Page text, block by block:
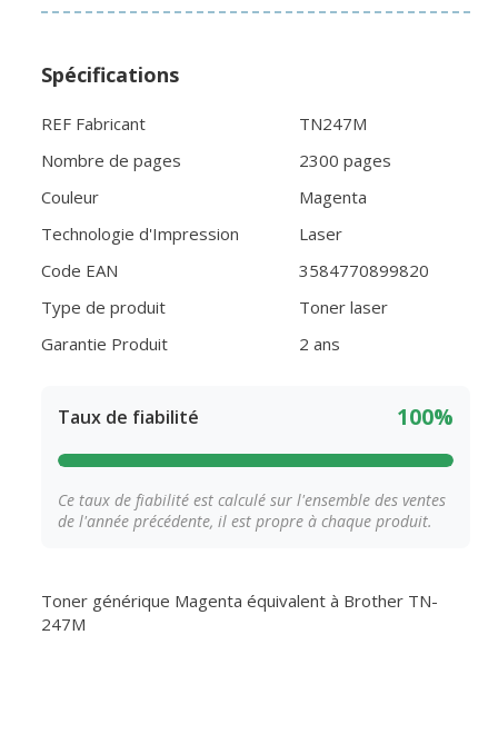
Spécifications
REF Fabricant
TN247M
Nombre de pages
2300 pages
Couleur
Magenta
Technologie d'Impression
Laser
Code EAN
3584770899820
Type de produit
Toner laser
Garantie Produit
2 ans
Taux de fiabilité 100%
Ce taux de fiabilité est calculé sur l'ensemble des ventes
de l'année précédente, il est propre à chaque produit.
Toner générique Magenta équivalent à Brother TN-
247M